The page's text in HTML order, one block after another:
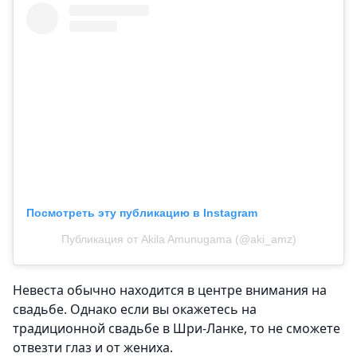
Посмотреть эту публикацию в Instagram
Публикация от Akila Amunugama (@aki_amz)
Невеста обычно находится в центре внимания на
свадьбе. Однако если вы окажетесь на
традиционной свадьбе в Шри-Ланке, то не сможете
отвезти глаз и от жениха.